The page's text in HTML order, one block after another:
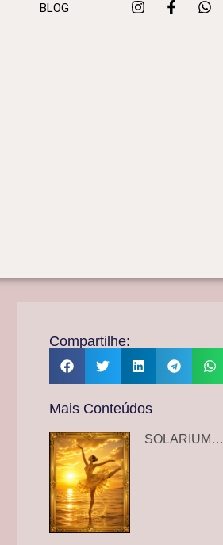
BLOG
Compartilhe:
Mais Conteúdos
SOLARIUM…